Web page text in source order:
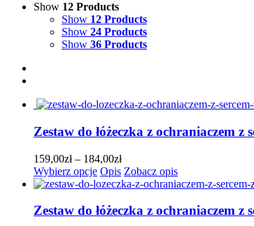
Show 12 Products
Show 12 Products
Show 24 Products
Show 36 Products
Zestaw do łóżeczka z ochraniaczem
159,00zł – 184,00złZakres
cen:
od
do
Wybierz opcje Ten
produkt
wiele
Opis Zobacz opis
Zestaw do łóżeczka z ochraniaczem